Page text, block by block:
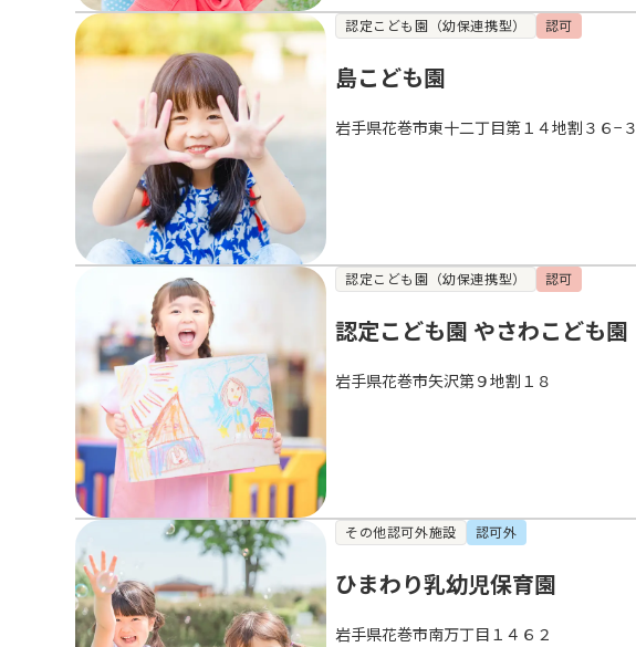
認定こども園（幼保連携型） 認可
島こども園
岩手県花巻市東十二丁目第１４地割３６−３
認定こども園（幼保連携型） 認可
認定こども園 やさわこども園
岩手県花巻市矢沢第９地割１８
その他認可外施設 認可外
ひまわり乳幼児保育園
岩手県花巻市南万丁目１４６２